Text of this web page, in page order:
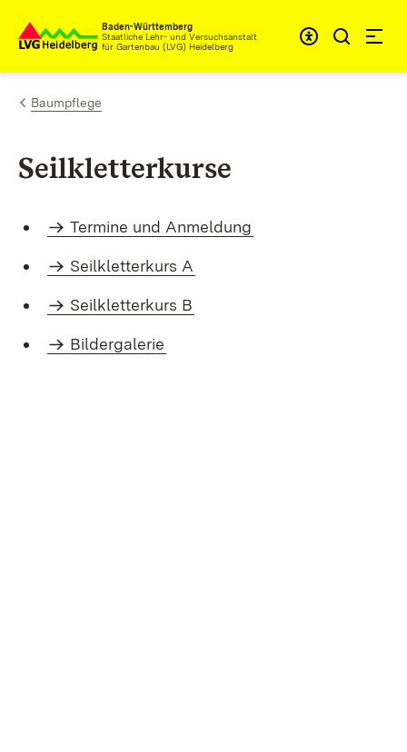
Zum Inhalt springen
Baden-Württemberg
Staatliche Lehr- und Versuchsanstalt
für Gartenbau (LVG) Heidelberg
Baumpflege
Seilkletterkurse
Termine und Anmeldung
Seilkletterkurs A
Seilkletterkurs B
Bildergalerie